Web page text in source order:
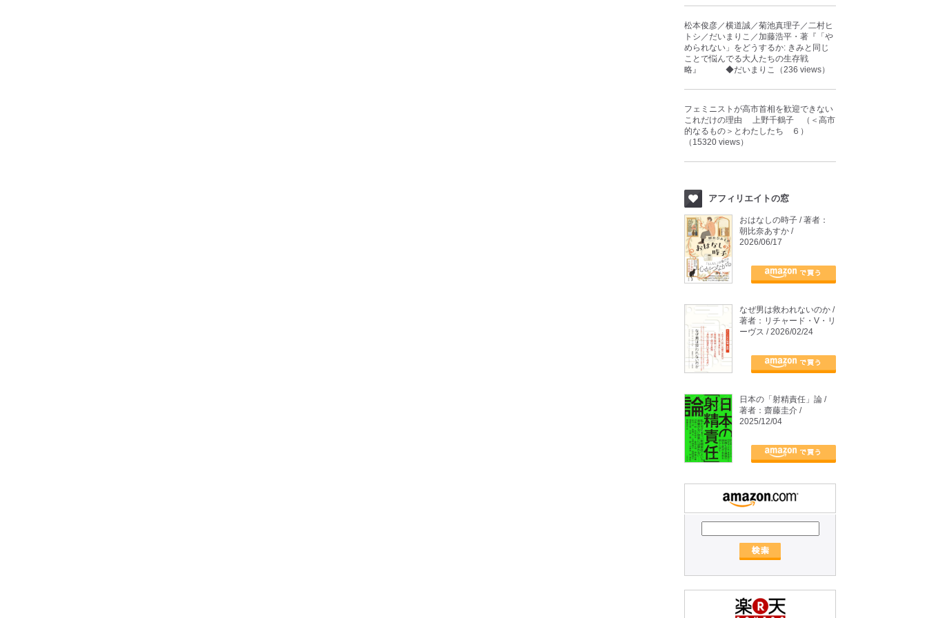
松本俊彦／横道誠／菊池真理子／二村ヒ
トシ／だいまりこ／加藤浩平・著『「や
められない」をどうするか: きみと同じ
ことで悩んでる大人たちの生存戦
略』 ◆だいまりこ（236 views）
フェミニストが高市首相を歓迎できない
これだけの理由 上野千鶴子 （＜高市
的なるもの＞とわたしたち ６）
（15320 views）
アフィリエイトの窓
おはなしの時子 / 著者：
朝比奈あすか /
2026/06/17
なぜ男は救われないのか /
著者：リチャード・V・リ
ーヴス / 2026/02/24
日本の「射精責任」論 /
著者：齋藤圭介 /
2025/12/04